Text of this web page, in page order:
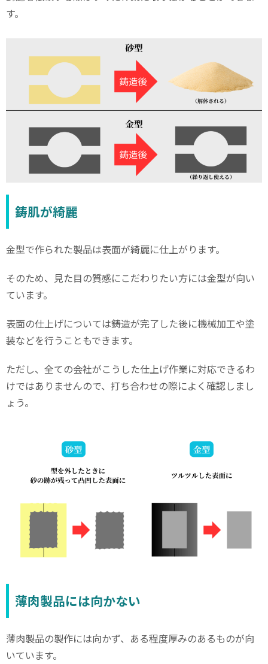
す。
鋳肌が綺麗
金型で作られた製品は表面が綺麗に仕上がります。
そのため、見た目の質感にこだわりたい方には金型が向い
ています。
表面の仕上げについては鋳造が完了した後に機械加工や塗
装などを行うこともできます。
ただし、全ての会社がこうした仕上げ作業に対応できるわ
けではありませんので、打ち合わせの際によく確認しまし
ょう。
薄肉製品には向かない
薄肉製品の製作には向かず、ある程度厚みのあるものが向
いています。